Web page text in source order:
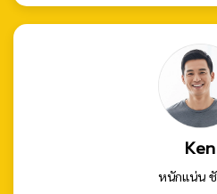
Ken
หนักแน่น ชั